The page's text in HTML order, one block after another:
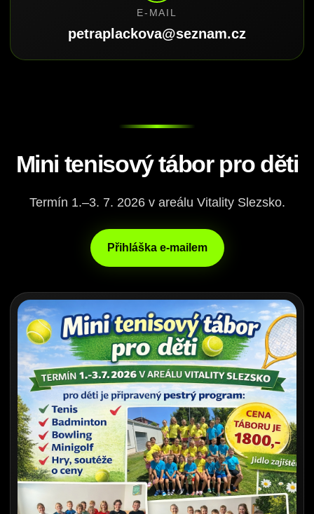
E-MAIL
petraplackova@seznam.cz
Mini tenisový tábor pro děti
Termín 1.–3. 7. 2026 v areálu Vitality Slezsko.
Přihláška e-mailem